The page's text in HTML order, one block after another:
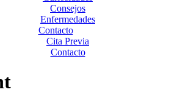
Consejos
Enfermedades
Contacto
Cita Previa
Contacto